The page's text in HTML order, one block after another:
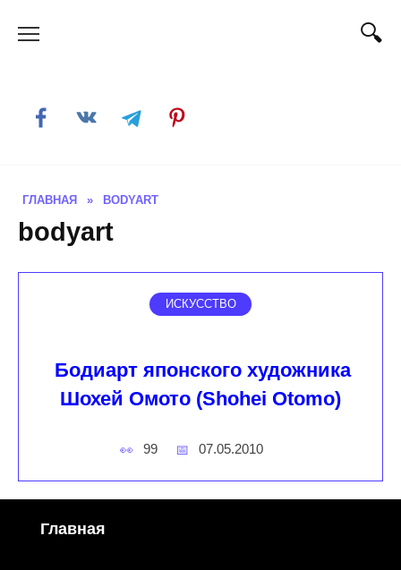
ГЛАВНАЯ » BODYART
bodyart
ИСКУССТВО
Бодиарт японского художника
Шохей Омото (Shohei Otomo)
99 07.05.2010
Главная